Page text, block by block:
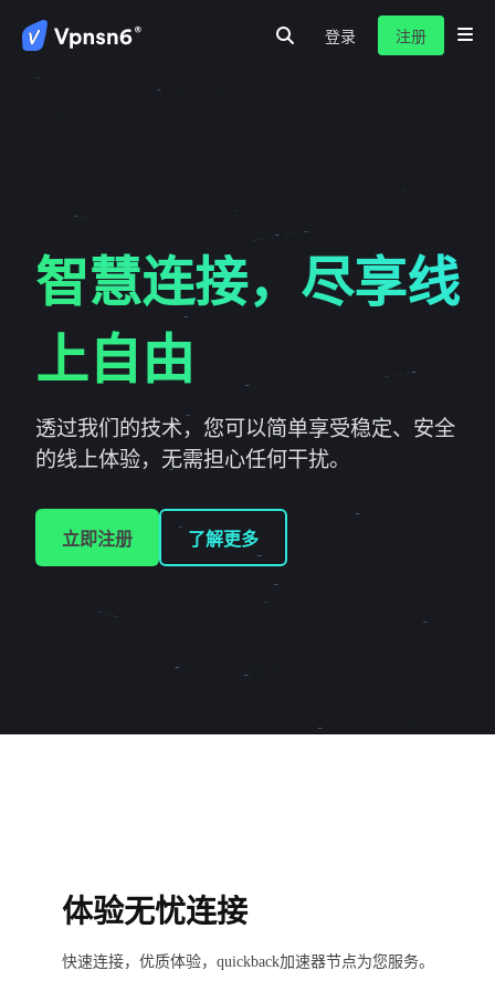
安全代理
隐私保护
服务介绍
新闻动态
关于我们
常见问题
登录 注册
智慧连接，尽享线
上自由
透过我们的技术，您可以简单享受稳定、安全
的线上体验，无需担心任何干扰。
立即注册 了解更多
体验无忧连接
快速连接，优质体验，quickback加速器节点为您服务。